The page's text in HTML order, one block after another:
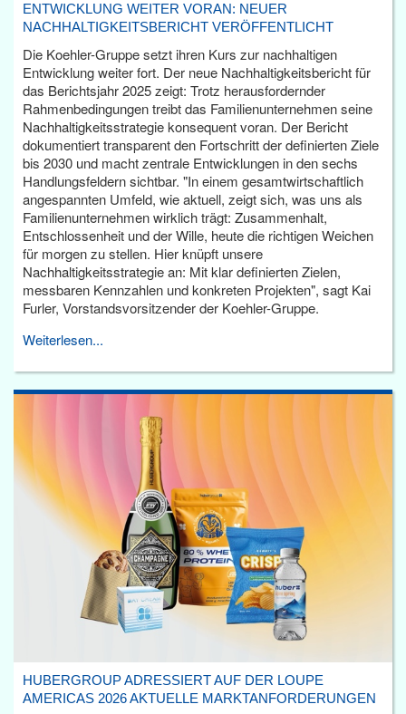
ENTWICKLUNG WEITER VORAN: NEUER
NACHHALTIGKEITSBERICHT VERÖFFENTLICHT
Die Koehler-Gruppe setzt ihren Kurs zur nachhaltigen
Entwicklung weiter fort. Der neue Nachhaltigkeitsbericht für
das Berichtsjahr 2025 zeigt: Trotz herausfordernder
Rahmenbedingungen treibt das Familienunternehmen seine
Nachhaltigkeitsstrategie konsequent voran. Der Bericht
dokumentiert transparent den Fortschritt der definierten Ziele
bis 2030 und macht zentrale Entwicklungen in den sechs
Handlungsfeldern sichtbar. "In einem gesamtwirtschaftlich
angespannten Umfeld, wie aktuell, zeigt sich, was uns als
Familienunternehmen wirklich trägt: Zusammenhalt,
Entschlossenheit und der Wille, heute die richtigen Weichen
für morgen zu stellen. Hier knüpft unsere
Nachhaltigkeitsstrategie an: Mit klar definierten Zielen,
messbaren Kennzahlen und konkreten Projekten", sagt Kai
Furler, Vorstandsvorsitzender der Koehler-Gruppe.
Weiterlesen...
HUBERGROUP ADRESSIERT AUF DER LOUPE
AMERICAS 2026 AKTUELLE MARKTANFORDERUNGEN